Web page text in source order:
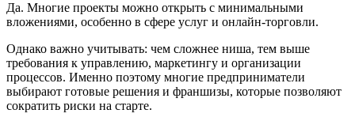
Да. Многие проекты можно открыть с минимальными
вложениями, особенно в сфере услуг и онлайн-торговли.
Однако важно учитывать: чем сложнее ниша, тем выше
требования к управлению, маркетингу и организации
процессов. Именно поэтому многие предприниматели
выбирают готовые решения и франшизы, которые позволяют
сократить риски на старте.